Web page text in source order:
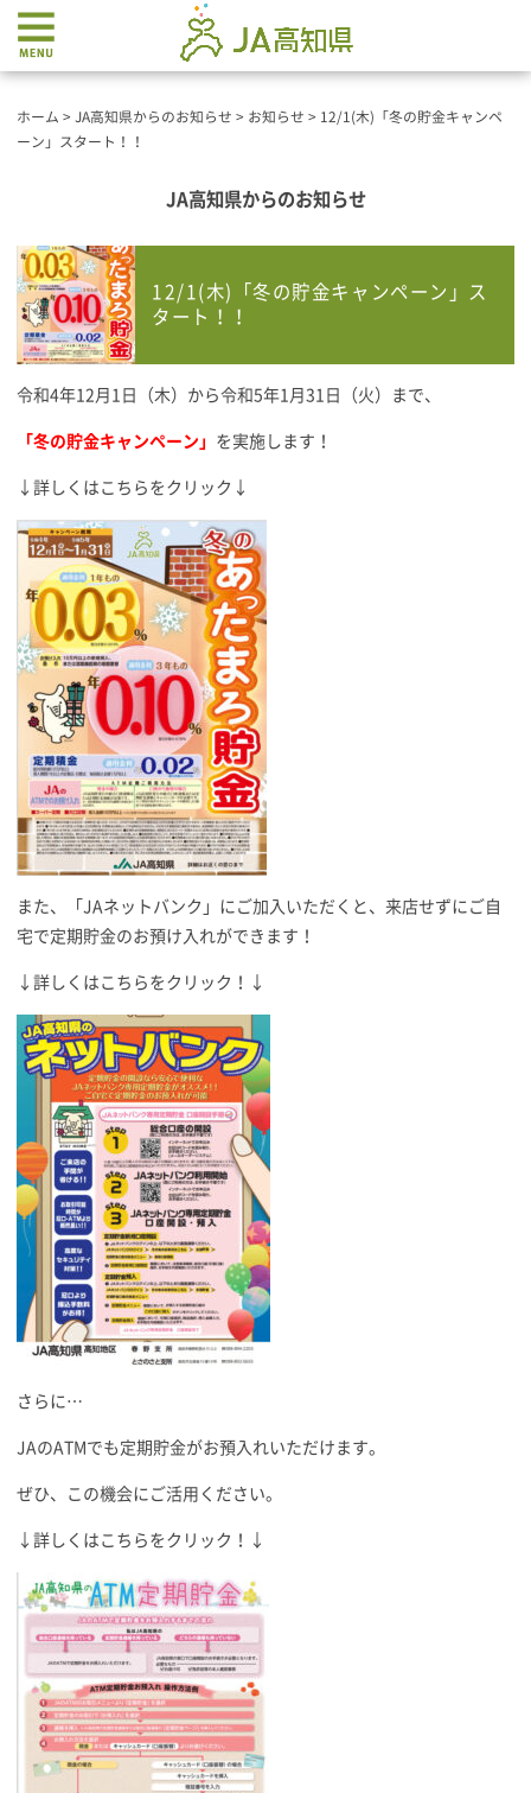
ホーム > JA高知県からのお知らせ > お知らせ > 12/1(木)「冬の貯金キャンペ
ーン」スタート！！
JA高知県からのお知らせ
12/1(木)「冬の貯金キャンペーン」ス
タート！！
令和4年12月1日（木）から令和5年1月31日（火）まで、
「冬の貯金キャンペーン」 を実施します！
↓詳しくはこちらをクリック↓
また、「JAネットバンク」にご加入いただくと、来店せずにご自
宅で定期貯金のお預け入れができます！
↓詳しくはこちらをクリック！↓
さらに…
JAのATMでも定期貯金がお預入れいただけます。
ぜひ、この機会にご活用ください。
↓詳しくはこちらをクリック！↓